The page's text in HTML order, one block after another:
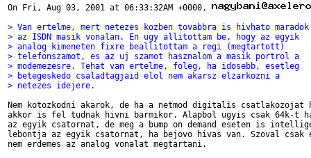
On Fri, Aug 03, 2001 at 06:33:32AM +0000,
> Van ertelme, mert netezes kozben tovabbra is hivhato maradok
> az ISDN masik vonalan. En ugy allitottam be, hogy az egyik
> analog kimeneten fixre beallitottam a regi (megtartott)
> telefonszamot, es az uj szamot hasznalom a masik portrol a
> modemezesre. Tehat van ertelme, foleg, ha idosebb, esetleg
> betegeskedo csaladtagjaid elol nem akarsz elzarkozni a
> netezes idejere.
Nem kotozkodni akarok, de ha a netmod digitalis csatlakozojat
akkor is fel tudnak hivni barmikor. Alapbol ugyis csak 64k-t
az egyik csatornat, de meg a bump on demand eseten is
lebontja az egyik csatornat, ha bejovo hivas van. Szoval csak
nem erdemes az analog vonalat megtartani.